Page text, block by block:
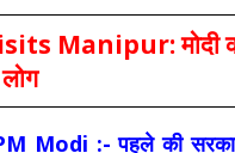
मोदी का
:- पहले की सरकारों